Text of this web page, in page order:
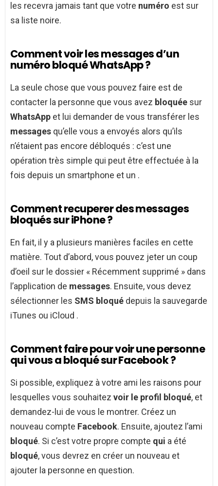
les recevra jamais tant que votre numéro est sur
sa liste noire.
Comment voir les messages d’un
numéro bloqué WhatsApp ?
La seule chose que vous pouvez faire est de
contacter la personne que vous avez bloquée sur
WhatsApp et lui demander de vous transférer les
messages qu’elle vous a envoyés alors qu’ils
n’étaient pas encore débloqués : c’est une
opération très simple qui peut être effectuée à la
fois depuis un smartphone et un .
Comment recuperer des messages
bloqués sur iPhone ?
En fait, il y a plusieurs manières faciles en cette
matière. Tout d’abord, vous pouvez jeter un coup
d’oeil sur le dossier « Récemment supprimé » dans
l’application de messages. Ensuite, vous devez
sélectionner les SMS bloqué depuis la sauvegarde
iTunes ou iCloud .
Comment faire pour voir une personne
qui vous a bloqué sur Facebook ?
Si possible, expliquez à votre ami les raisons pour
lesquelles vous souhaitez voir le profil bloqué, et
demandez-lui de vous le montrer. Créez un
nouveau compte Facebook. Ensuite, ajoutez l’ami
bloqué. Si c’est votre propre compte qui a été
bloqué, vous devrez en créer un nouveau et
ajouter la personne en question.